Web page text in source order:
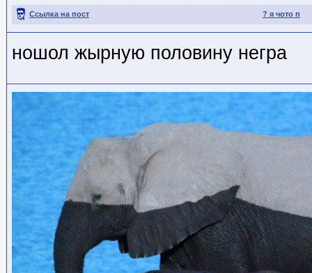
? я чото п
Ссылка на пост
ношол жырную половину негра